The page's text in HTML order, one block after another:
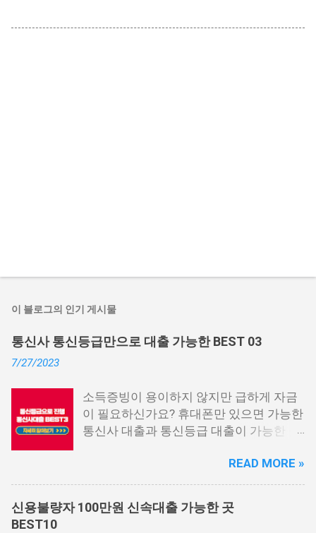
이 블로그의 인기 게시물
통신사 통신등급만으로 대출 가능한 BEST 03
7/27/2023
소득증빙이 용이하지 않지만 급하게 자금
이 필요하신가요? 휴대폰만 있으면 가능한
통신사 대출과 통신등급 대출이 가능한 곳
신사 대출이란? 급히 자금이 필요한 상황
이 발생하면, 때로는 소액 대출을 고려해야
할 수도 있습니다. 하지만 이직 준비로 인
해 무직 상태이거나 소득 증빙이 어려운 상
READ MORE »
신용불량자 100만원 신속대출 가능한 곳
BEST10